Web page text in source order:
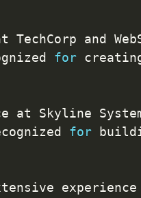
and
for
at Skyline
for